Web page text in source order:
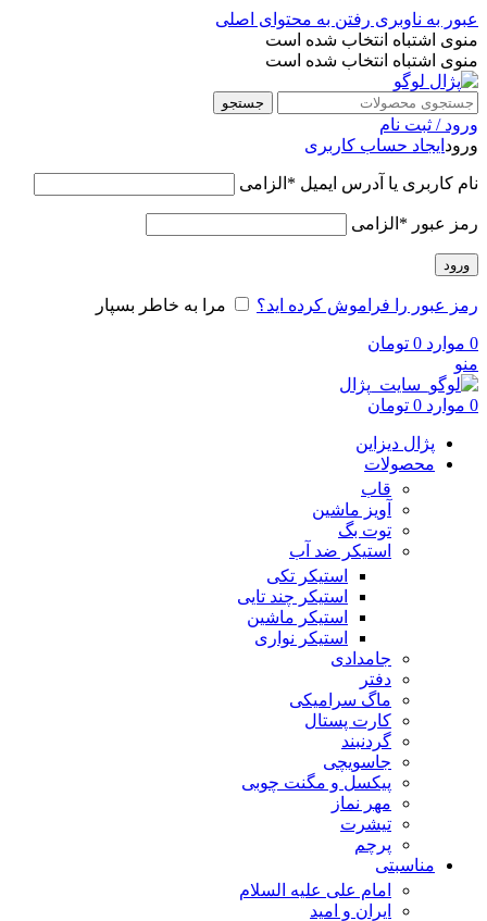
عبور به ناوبری رفتن به محتوای اصلی
منوی اشتباه انتخاب شده است
منوی اشتباه انتخاب شده است
جستجو
ورود / ثبت نام
ورود ایجاد حساب کاربری
نام کاربری یا آدرس ایمیل * الزامی
رمز عبور * الزامی
ورود
رمز عبور را فراموش کرده اید؟ مرا به خاطر بسپار
0 موارد 0 تومان
منو
0 موارد 0 تومان
پژال دیزاین
محصولات
قاب
آویز ماشین
توت بگ
استیکر ضد آب
استیکر تکی
استیکر چند تایی
استیکر ماشین
استیکر نواری
جامدادی
دفتر
ماگ سرامیکی
کارت پستال
گردنبند
جاسویچی
پیکسل و مگنت چوبی
مهر نماز
تیشرت
پرچم
مناسبتی
امام علی علیه السلام
ایران و امید